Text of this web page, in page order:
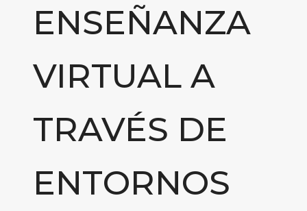
ENSEÑANZA
VIRTUAL A
TRAVÉS DE
ENTORNOS